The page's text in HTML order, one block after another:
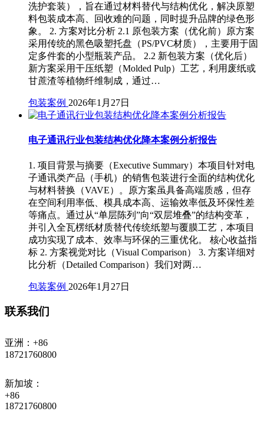
洗护套装），旨在通过材料替代与结构优化，解决原塑
料包装成本高、回收难的问题，同时提升品牌的绿色形
象。 2. 方案对比分析 2.1 原包装方案（优化前）原方案
采用传统的黑色吸塑托盘（PS/PVC材质），主要用于固
定多件套的小型瓶装产品。 2.2 新包装方案（优化后）
新方案采用干压纸塑（Molded Pulp）工艺，利用废纸或
甘蔗渣等植物纤维制成，通过…
包装案例 2026年1月27日
电子通讯行业包装结构优化降本案例分析报告
1. 项目背景与摘要（Executive Summary）本项目针对电
子通讯类产品（手机）的销售包装进行全面的结构优化
与材料替换（VAVE）。原方案虽具备高端质感，但存
在空间利用率低、模具成本高、运输效率低及环保性差
等痛点。通过从“单层陈列”向“双层堆叠”的结构变革，
并引入全瓦楞纸材质替代传统纸塑与覆膜工艺，本项目
成功实现了成本、效率与环保的三重优化。 核心收益指
标 2. 方案视觉对比（Visual Comparison） 3. 方案详细对
比分析（Detailed Comparison）我们对两…
包装案例 2026年1月27日
联系我们
亚洲：+86
18721760800
新加坡：
+86
18721760800